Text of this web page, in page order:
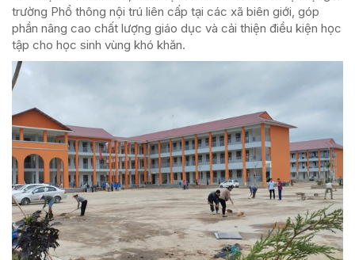
trường Phổ thông nội trú liên cấp tại các xã biên giới, góp
phần nâng cao chất lượng giáo dục và cải thiện điều kiện học
tập cho học sinh vùng khó khăn.